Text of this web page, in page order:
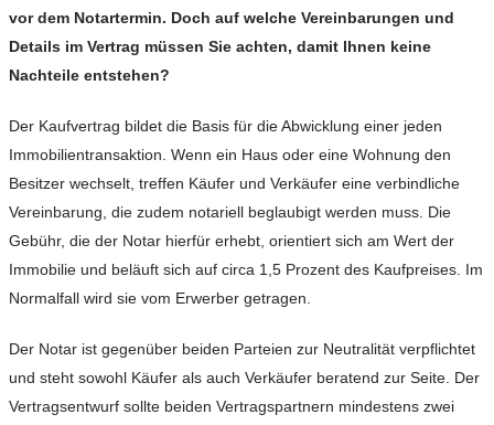
vor dem Notartermin. Doch auf welche Vereinbarungen und
Details im Vertrag müssen Sie achten, damit Ihnen keine
Nachteile entstehen?
Der Kaufvertrag bildet die Basis für die Abwicklung einer jeden
Immobilientransaktion. Wenn ein Haus oder eine Wohnung den
Besitzer wechselt, treffen Käufer und Verkäufer eine verbindliche
Vereinbarung, die zudem notariell beglaubigt werden muss. Die
Gebühr, die der Notar hierfür erhebt, orientiert sich am Wert der
Immobilie und beläuft sich auf circa 1,5 Prozent des Kaufpreises. Im
Normalfall wird sie vom Erwerber getragen.
Der Notar ist gegenüber beiden Parteien zur Neutralität verpflichtet
und steht sowohl Käufer als auch Verkäufer beratend zur Seite. Der
Vertragsentwurf sollte beiden Vertragspartnern mindestens zwei